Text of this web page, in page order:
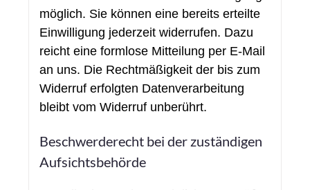
möglich. Sie können eine bereits erteilte
Einwilligung jederzeit widerrufen. Dazu
reicht eine formlose Mitteilung per E-Mail
an uns. Die Rechtmäßigkeit der bis zum
Widerruf erfolgten Datenverarbeitung
bleibt vom Widerruf unberührt.
Beschwerderecht bei der zuständigen
Aufsichtsbehörde